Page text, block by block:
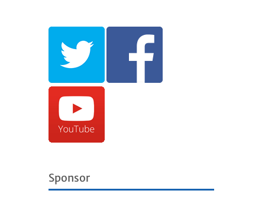
Sponsor